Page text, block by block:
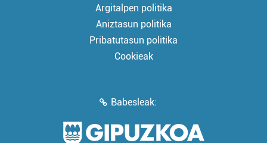
Argitalpen politika
Aniztasun politika
Pribatutasun politika
Cookieak
Babesleak: